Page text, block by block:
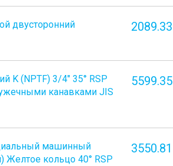
двусторонний
K (NPTF) 3/4" 35° RSP
канавками JIS
машинный
Желтое кольцо 40° RSP